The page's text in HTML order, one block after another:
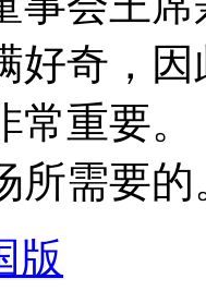
好奇，
常重要
所需要的
版